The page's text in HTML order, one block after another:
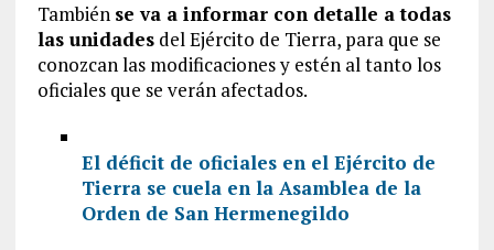
También se va a informar con detalle a todas
las unidadesdel Ejército de Tierra, para que se
conozcan las modificaciones y estén al tanto los
oficiales que se verán afectados.
El déficit de oficiales en el Ejército de
Tierra se cuela en la Asamblea de la
Orden de San Hermenegildo